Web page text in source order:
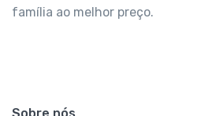
família ao melhor preço.